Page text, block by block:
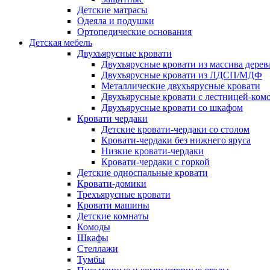
Детские матрасы
Одеяла и подушки
Ортопедические основания
Детская мебель
Двухъярусные кровати
Двухъярусные кровати из массива
Двухъярусные кровати из ЛДСП/МДФ
Металлические двухъярусные кровати
Двухъярусные кровати с лестницей-
Двухъярусные кровати со шкафом
Кровати чердаки
Детские кровати-чердаки со столом
Кровати-чердаки без нижнего яруса
Низкие кровати-чердаки
Кровати-чердаки с горкой
Детские односпальные кровати
Кровати-домики
Трехъярусные кровати
Кровати машины
Детские комнаты
Комоды
Шкафы
Стеллажи
Тумбы